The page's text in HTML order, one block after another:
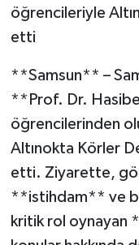
öğrencileriyle
etti
**Samsun** –
**Prof. Dr.
öğrencilerinden
Altınokta Körler
etti. Ziyarette,
**istihdam** ve
kritik rol oynayan